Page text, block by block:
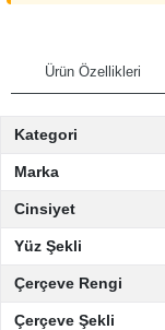
Ürün Özellikleri
Kategori
Marka
Cinsiyet
Yüz Şekli
Çerçeve Rengi
Çerçeve Şekli